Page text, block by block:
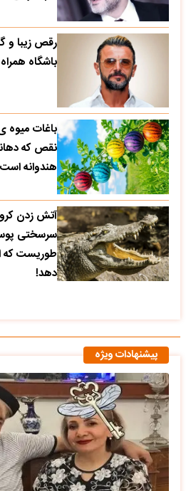
رقص زیبا و
باشگاه
باغات میوه
نقص که
هندوانه
آتش زدن
سرسختی
طوریست که
دهد!
پیشنهادات ویژه